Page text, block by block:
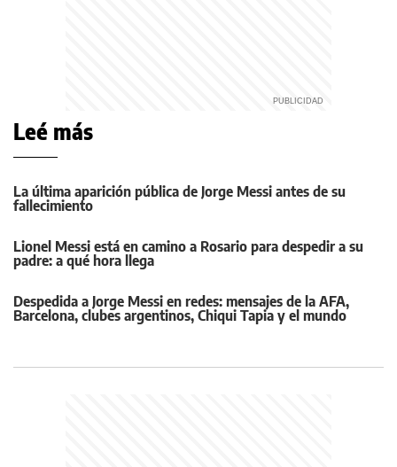
Leé más
La última aparición pública de Jorge Messi antes de su
fallecimiento
Lionel Messi está en camino a Rosario para despedir a su
padre: a qué hora llega
Despedida a Jorge Messi en redes: mensajes de la AFA,
Barcelona, clubes argentinos, Chiqui Tapia y el mundo